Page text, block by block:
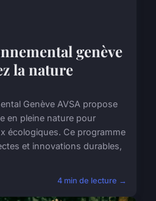
genève
la nature
Genève AVSA propose
en pleine nature pour
écologiques. Ce programme
et innovations durables,
4 min de lecture →